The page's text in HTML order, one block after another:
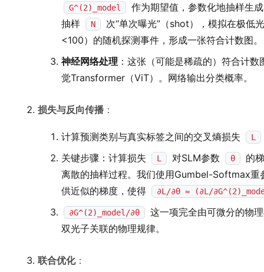
G^(2)_model
作为期望值，参数化地抽样生
抽样
N
次“单次曝光”（shot），模拟在极低
<100）的随机探测事件，形成一张符合计数图。
神经网络处理 ：这张（可能是稀疏的）符合计
觉Transformer（ViT）。网络输出分类概率。
损失与反向传播 ：
计算预测类别与真实标签之间的交叉熵损失 L
关键步骤：计算损失
L 对SLM参数 θ
的
离散的抽样过程。我们使用Gumbel-Softmax重
供近似的梯度，使得
∂L/∂θ ≈ (∂L/
∂G^(2)_model/∂θ
这一项完全由可微分的物
双光子关联的物理规律。
联合优化：